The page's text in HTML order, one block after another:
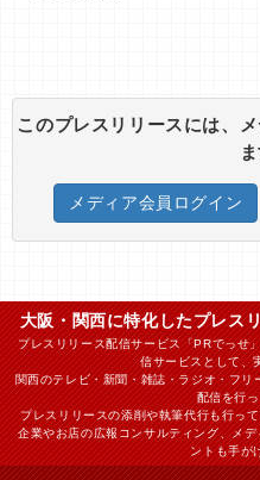
このプレスリリースには、
メディア会員ログイン
大阪・関西に特化したプレス
プレスリリース配信サービス「PRでっせ
信サービスとして、
関西のテレビ・新聞・雑誌・ラジオ・フ
配信を行
プレスリリースの添削や執筆代行も行っ
企業やお店の広報コンサルティング、メ
ントも手が